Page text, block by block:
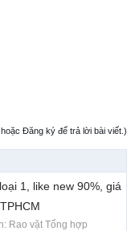
Đăng ký để trả lời bài viết.)
1, like new 90%, giá
Rao vặt Tổng hợp